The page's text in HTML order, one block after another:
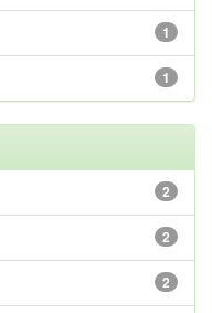
1
1
2
2
2